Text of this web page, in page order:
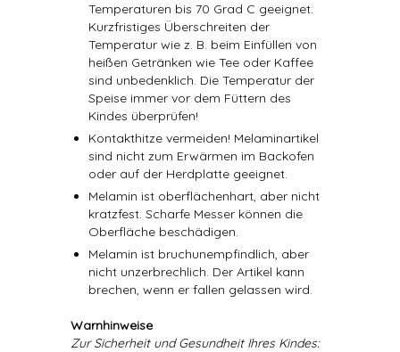
Temperaturen bis 70 Grad C geeignet.
Kurzfristiges Überschreiten der
Temperatur wie z. B. beim Einfüllen von
heißen Getränken wie Tee oder Kaffee
sind unbedenklich. Die Temperatur der
Speise immer vor dem Füttern des
Kindes überprüfen!
Kontakthitze vermeiden! Melaminartikel
sind nicht zum Erwärmen im Backofen
oder auf der Herdplatte geeignet.
Melamin ist oberflächenhart, aber nicht
kratzfest. Scharfe Messer können die
Oberfläche beschädigen.
Melamin ist bruchunempfindlich, aber
nicht unzerbrechlich. Der Artikel kann
brechen, wenn er fallen gelassen wird.
Warnhinweise
Zur Sicherheit und Gesundheit Ihres Kindes: